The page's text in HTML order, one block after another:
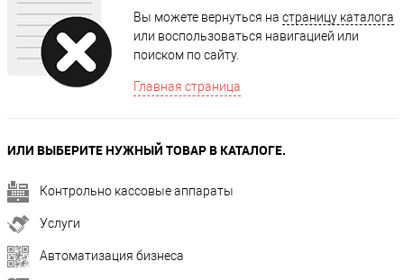
Вы можете вернуться на страницу каталога
или воспользоваться навигацией или
поиском по сайту.
Главная страница
ИЛИ ВЫБЕРИТЕ НУЖНЫЙ ТОВАР В КАТАЛОГЕ.
Контрольно кассовые аппараты
Услуги
Автоматизация бизнеса